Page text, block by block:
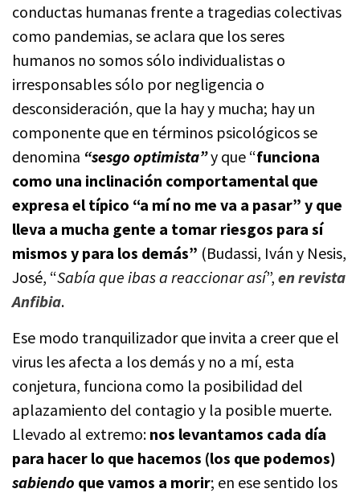
conductas humanas frente a tragedias colectivas
como pandemias, se aclara que los seres
humanos no somos sólo individualistas o
irresponsables sólo por negligencia o
desconsideración, que la hay y mucha; hay un
componente que en términos psicológicos se
denomina “sesgo optimista”y que “funciona
como una inclinación comportamental que
expresa el típico “a mí no me va a pasar” y que
lleva a mucha gente a tomar riesgos para sí
mismos y para los demás” (Budassi, Iván y Nesis,
José, “Sabía que ibas a reaccionar así”, en revista
Anfibia.
Ese modo tranquilizador que invita a creer que el
virus les afecta a los demás y no a mí, esta
conjetura, funciona como la posibilidad del
aplazamiento del contagio y la posible muerte.
Llevado al extremo: nos levantamos cada día
para hacer lo que hacemos (los que podemos)
sabiendo que vamos a morir; en ese sentido los